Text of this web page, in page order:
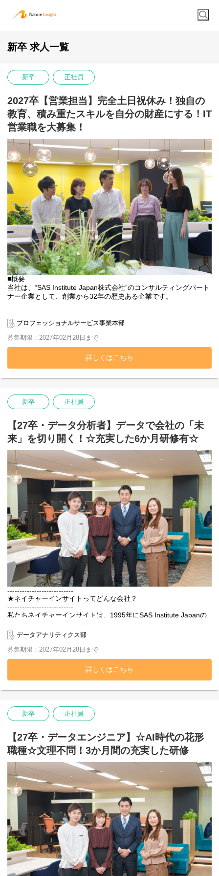
新卒 求人一覧
新卒 正社員
2027卒【営業担当】完全土日祝休み！独自の
教育、積み重たスキルを自分の財産にする！IT
営業職を大募集！
■概要
当社は、“SAS Institute Japan株式会社”のコンサルティングパート
ナー企業として、創業から32年の歴史ある企業です。
去・現在・未来を捉えたビジネス・ソリューションを実践して、
お客様のビジネス成功へ導くサポートをしています。
また、昨今ではその経験を活かし、SASだけではなく、クラウド
技術や様々なBIツールを用いて企業のデータ活用をトータルにサ
また、働くからには、「 仕事 ＝ ただ働く 」ではなく
IT業界に身を置きたい動機や、やりたいことは人それぞれ。
それぞれに即戦力として活躍できる場があります。
今できることを伸ばすのはもちろん、
近い将来関わってみたい案件・分野や使ってみたい言語など、
未来の自分が身に付けて行きたいものへのアンテナを張ってくだ
さい。
最低月1回は"個々でフォローアップミーティング"があるので、
その時その時の“興味のあること”を教えてください。
自信を持ってキャリアを積んでいけるよう一緒に次のステップを
考えています！！
プロフェッショナルサービス事業本部
募集期限：2027年02月28日まで
詳しくはこちら
新卒 正社員
【27卒・データ分析者】データで会社の「未
来」を切り開く！☆充実した6か月研修有☆
---------------------------
★ネイチャーインサイトってどんな会社？
---------------------------
私たちネイチャーインサイトは、1995年にSAS Institute Japanの
データ活用領域のスペシャリスト集団です。
「SAS」は、かつてアポロ計画にも採用された歴史を持ち、
登場から50年以上を経た現在も、
世界中の企業で信頼されるデータ解析のデファクトスタンダード
あらゆるビジネスがデータと直結する現代。
は、企業の死活問題を握る最重要課題となっています。
私たちはSASを筆頭に最新のテクノロジーを駆使して企業の意思
---------------------------
★SAS、そして最新プラットフォームの強み
---------------------------
ネイチャーインサイトが強みとするのは、単なるデータの可視化
に留まらず、
未来の動向を予測する「高度なアナリティクス」です。
現在は、長年培ったSASの深い知見をベースに、
Databricksに代表されるレイクハウス・プラットフォームや、
Python等を用いたオープンソース環境など、時代の先端を行く技
術を積極的に取り入れています。
★進化するデータ活用支援★
抜群の安定感を誇る「SAS」と、大量のデータを高速かつ柔軟に
処理できる「Databricks」。
これらを組み合わせることで、
データアナリティクス部
募集期限：2027年02月28日まで
詳しくはこちら
新卒 正社員
【27卒・データエンジニア】☆AI時代の花形
職種☆文理不問！3か月間の充実した研修